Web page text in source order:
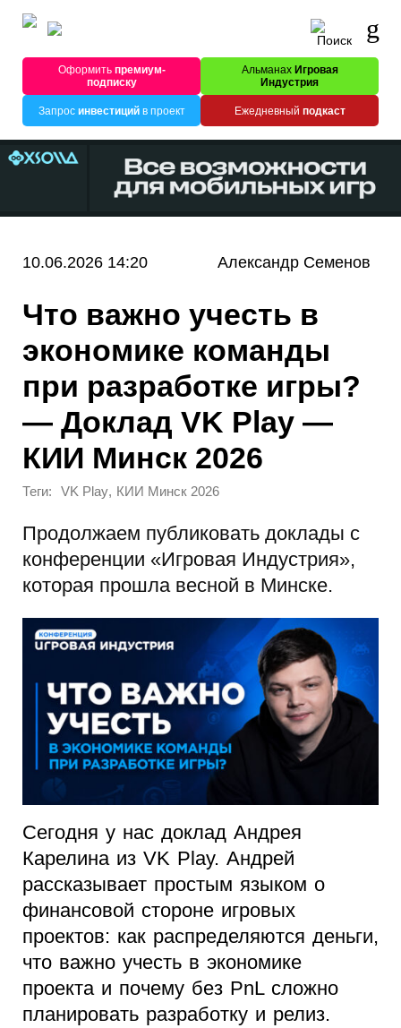
Оформитьпремиум-
подписку
Альманах Игровая
Индустрия
Запрос инвестицийв проект Ежедневный подкаст
10.06.2026 14:20 Александр Семенов
Что важно учесть в
экономике команды
при разработке игры?
— Доклад VK Play —
КИИ Минск 2026
Теги: VK Play, КИИ Минск 2026
Продолжаем публиковать доклады с
конференции «Игровая Индустрия»,
которая прошла весной в Минске.
Сегодня у нас доклад Андрея
Карелина из VK Play. Андрей
рассказывает простым языком о
финансовой стороне игровых
проектов: как распределяются деньги,
что важно учесть в экономике
проекта и почему без PnL сложно
планировать разработку и релиз.